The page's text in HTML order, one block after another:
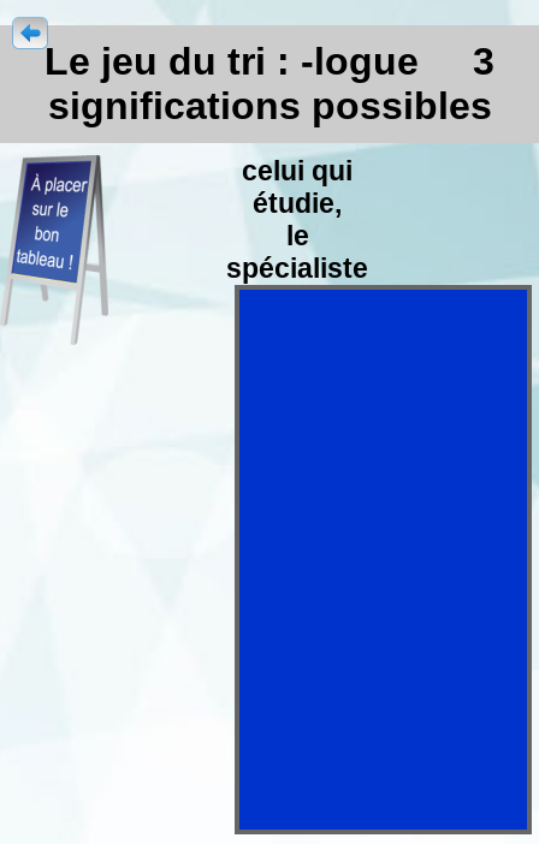
Le jeu du tri : -logue 3
significations possibles
celui qui
étudie,
le
spécialiste